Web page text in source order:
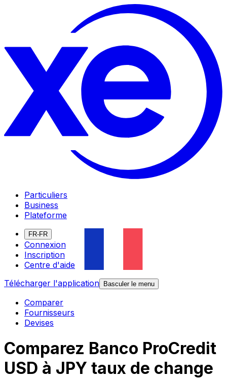
Particuliers
Business
Plateforme
FR-FR
Connexion
Inscription
Centre d'aide
Télécharger l'application
Basculer le menu
Comparer
Fournisseurs
Devises
Comparez Banco ProCredit
USD à JPY taux de change